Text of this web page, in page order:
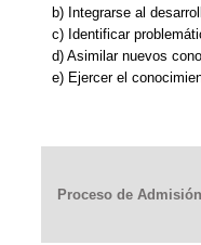
b) Integrarse al
c) Identificar
d) Asimilar nuevos
e) Ejercer el
Proceso de Admisión